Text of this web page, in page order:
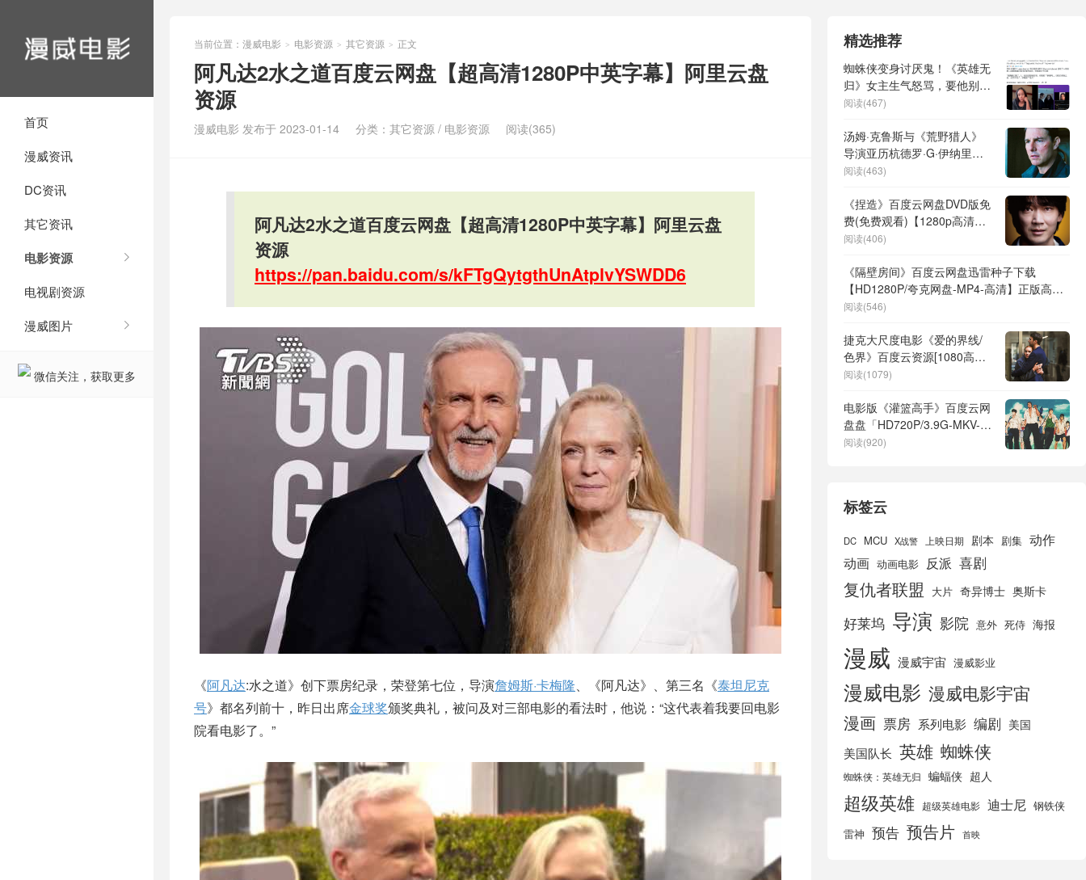
首页
漫威资讯
DC资讯
其它资讯
电影资源
电视剧资源
漫威图片
微信关注，获取更多
当前位置： 漫威电影 > 电影资源 > 其它资源 > 正文
阿凡达2水之道百度云网盘【超高清1280P中英字幕】阿里云盘
资源
漫威电影 发布于 2023-01-14 分类： 其它资源 / 电影资源 阅读(365)
阿凡达2水之道百度云网盘【超高清1280P中英字幕】阿里云盘
资源
https://pan.baidu.com/s/kFTgQytgthUnAtplvYSWDD6
《阿凡达:水之道》创下票房纪录，荣登第七位，导演詹姆斯·卡梅隆、《阿凡达》、第三名《泰坦尼克
号》都名列前十，昨日出席金球奖颁奖典礼，被问及对三部电影的看法时，他说：“这代表着我要回电影
院看电影了。”
精选推荐
蜘蛛侠变身讨厌鬼！《英雄无
归》女主生气怒骂，要他别再
骚扰
阅读(467)
汤姆·克鲁斯与《荒野猎人》
导演亚历杭德罗·G·伊纳里多
携手华纳兄弟，开启新的合作
阅读(463)
《捏造》百度云网盘DVD版免
费(免费观看)【1280p高清下
载】
阅读(406)
《隔壁房间》百度云网盘迅雷种子下载
【HD1280P/夸克网盘-MP4-高清】正版高清
阿里云
阅读(546)
捷克大尺度电影《爱的界线/
色界》百度云资源[1080高清]
网盘分享迅雷下载
阅读(1079)
电影版《灌篮高手》百度云网
盘盘「HD720P/3.9G-MKV-超
清版」迅雷BT资源下载
阅读(920)
标签云
DC MCU X战警 上映日期 剧本 剧集 动作
动画 动画电影 反派 喜剧
复仇者联盟 大片 奇异博士 奥斯卡
好莱坞 导演 影院 意外 死侍 海报
漫威 漫威宇宙 漫威影业
漫威电影 漫威电影宇宙
漫画 票房 系列电影 编剧 美国
美国队长 英雄 蜘蛛侠
蜘蛛侠：英雄无归 蝙蝠侠 超人
超级英雄 超级英雄电影 迪士尼 钢铁侠
雷神 预告 预告片 首映